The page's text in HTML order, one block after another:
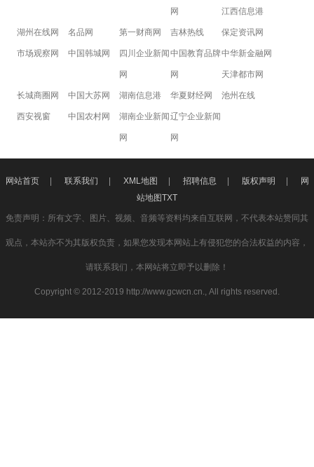
网 江西信息港
湖州在线网 名品网 第一财商网 吉林热线 保定资讯网
市场观察网 中国韩城网 四川企业新闻
网
中国教育品牌
网
中华新金融网
天津都市网
长城商圈网 中国大苏网 湖南信息港 华夏财经网 池州在线
西安视窗 中国农村网 湖南企业新闻
网
辽宁企业新闻
网
网站首页 | 联系我们 | XML地图 | 招聘信息 | 版权声明 |
网
站地图TXT
免责声明：所有文字、图片、视频、音频等资料均来自互联网，不代表本站赞同其
观点，本站亦不为其版权负责，如果您发现本网站上有侵犯您的合法权益的内容，
请联系我们，本网站将立即予以删除！
Copyright © 2012-2019 http://www.gcwcn.cn., All rights reserved.